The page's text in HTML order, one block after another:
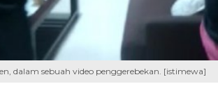
dalam sebuah video penggerebekan. [istimewa]